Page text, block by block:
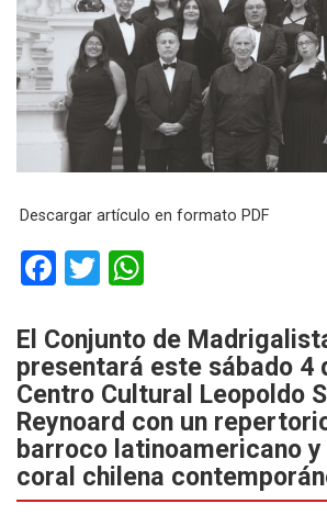
Descargar artículo en formato PDF
F
ce
b
o
o
k
T
tt
er
at
s
A
p
p
El Conjunto de
presentará este sábado 4
Centro Cultural Leopoldo
Reynoard con un
barroco latinoamericano
coral chilena